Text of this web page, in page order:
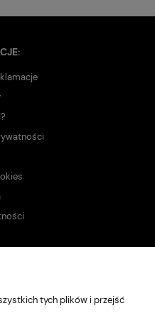
tych plików i przejść